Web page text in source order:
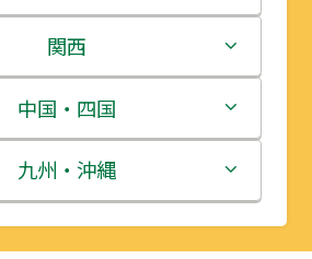
岩手県
宮城県
秋田県
山形県
栃木県
群馬県
埼玉県
千葉県
新潟県
富山県
石川県
福井県
関西
三重県
滋賀県
京都府
中国・四国
鳥取県
島根県
九州・沖縄
福岡県